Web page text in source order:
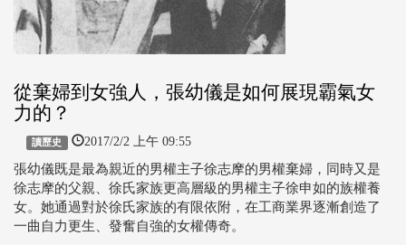
從棄婦到女強人，張幼儀是如何展現霸氣女
力的？
讀歷史 2017/2/2 上午 09:55
張幼儀既是最為親近的男權主子徐志摩的男權棄婦，同時又是
徐志摩的父親、徐氏家族更高層級的男權主子徐申如的族權養
女。她通過對於徐氏家族的有限依附，在工商業界逐漸創造了
一曲自力更生、發奮自強的女權傳奇。